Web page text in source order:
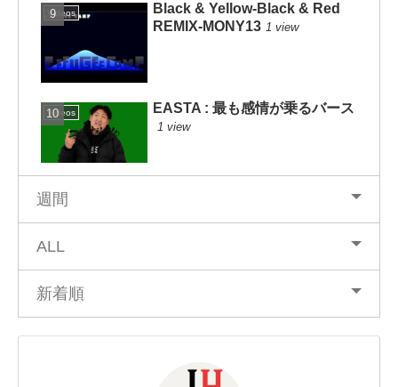
Videos
Black & Yellow-Black & Red
REMIX-MONY13 1 view
Videos EASTA : 最も感情が乗るバース
1 view
週間
ALL
新着順